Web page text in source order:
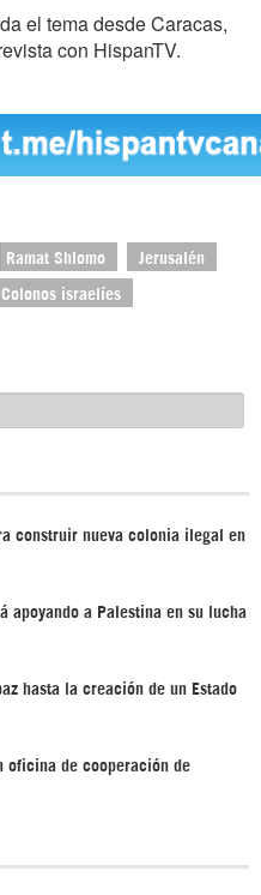
el tema desde Caracas,
con HispanTV.
Ramat Shlomo Jerusalén
Colonos israelíes
construir nueva colonia ilegal en
apoyando a Palestina en su lucha
hasta la creación de un Estado
oficina de cooperación de